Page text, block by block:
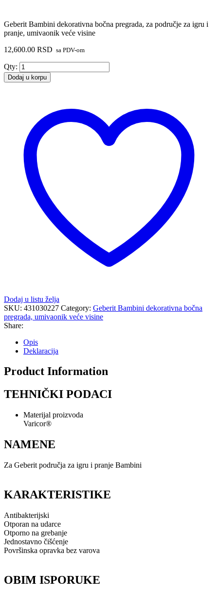
Geberit Bambini dekorativna bočna pregrada, za područje za igru i
pranje, umivaonik veće visine
12,600.00 RSD sa PDV-om
Qty: Geberit
Bambini
dekorativna
područje
igru
pranje,
umivaonik
veće
visine
količina
Dodaj u korpu
Dodaj u listu želja
SKU: 431030227 Category: Geberit Bambini dekorativna bočna
pregrada, umivaonik veće visine
Share:
Opis
Deklaracija
Product Information
TEHNIČKI PODACI
Materijal proizvoda
Varicor®
NAMENE
Za Geberit područja za igru i pranje Bambini
KARAKTERISTIKE
Antibakterijski
Otporan na udarce
Otporno na grebanje
Jednostavno čišćenje
Površinska opravka bez varova
OBIM ISPORUKE